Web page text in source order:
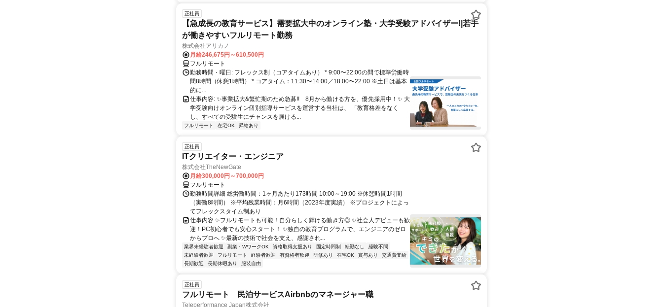
正社員
【急成長の教育サービス】需要拡大中のオンライン塾・大学受験アドバイザー!|若手
が働きやすいフルリモート勤務
株式会社アリカノ
月給246,675円～610,500円
フルリモート
勤務時間・曜日: フレックス制（コアタイムあり） * 9:00〜22:00の間で標準労働時
間8時間（休憩1時間） * コアタイム：11:30〜14:00／18:00〜22:00 ※土日は基本
的に...
仕事内容: ✨️事業拡大&繁忙期のため急募!! 8月から働ける方を、優先採用中！✨️ 大
学受験向けオンライン個別指導サービスを運営する当社は、 「教育格差をなく
し、すべての受験生にチャンスを届ける...
フルリモート 在宅OK 昇給あり
正社員
ITクリエイター・エンジニア
株式会社TheNewGate
月給300,000円～700,000円
フルリモート
勤務時間詳細 総労働時間：1ヶ月あたり173時間 10:00～19:00 ※休憩時間1時間
（実働8時間） ※平均残業時間：月6時間（2023年度実績） ※プロジェクトによっ
てフレックスタイム制あり
仕事内容 ✨フルリモートも可能！自分らしく輝ける働き方◎ ✨社会人デビューも歓
迎！PC初心者でも安心スタート！ ✨独自の教育プログラムで、エンジニアのゼロ
からプロへ ✨最新の技術で社会を支え、感謝され...
業界未経験者歓迎 副業・WワークOK 資格取得支援あり 固定時間制 転勤なし
経験不問
未経験者歓迎
フルリモート 経験者歓迎 有資格者歓迎 研修あり 在宅OK 賞与あり
交通費支給
長期歓迎
長期休暇あり 服装自由
正社員
フルリモート 民泊サービスAirbnbのマネージャー職
Teleperformance Japan株式会社